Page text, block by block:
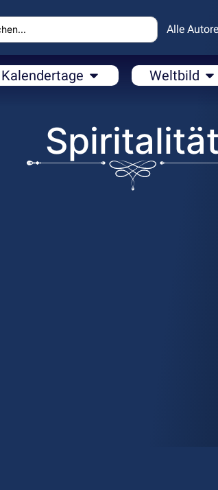
Alle
Kalendertage Weltbild
Spiritalität